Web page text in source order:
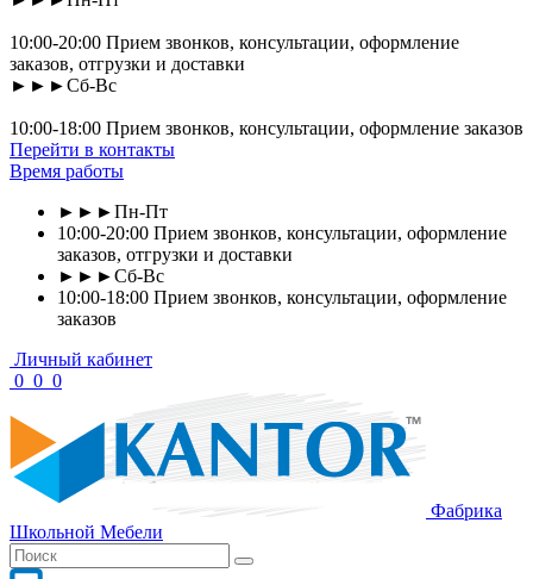
10:00-20:00 Прием звонков, консультации, оформление
заказов, отгрузки и доставки
►►►Сб-Вс
10:00-18:00 Прием звонков, консультации, оформление заказов
Перейти в контакты
Время работы
►►►Пн-Пт
10:00-20:00 Прием звонков, консультации, оформление
заказов, отгрузки и доставки
►►►Сб-Вс
10:00-18:00 Прием звонков, консультации, оформление
заказов
Личный кабинет
0 0 0
Фабрика
Школьной Мебели